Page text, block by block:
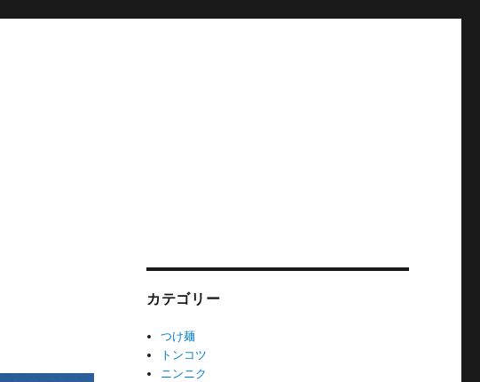
カテゴリー
つけ麺
トンコツ
ニンニク